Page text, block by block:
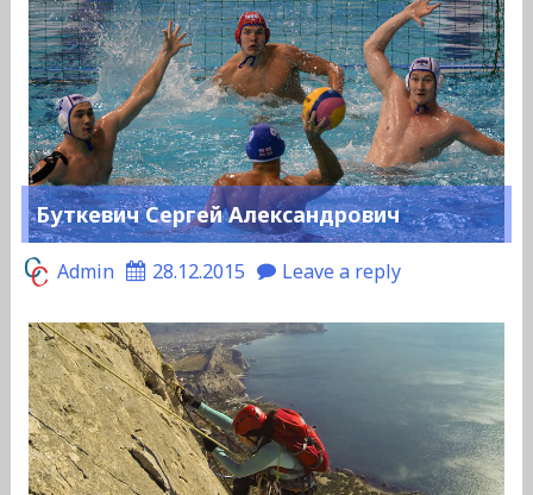
Буткевич Сергей Александрович
Admin 28.12.2015 Leave a reply